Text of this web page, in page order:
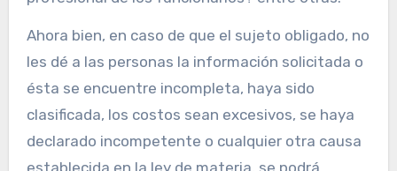
Ahora bien, en caso de que el sujeto obligado, no
les dé a las personas la información solicitada o
ésta se encuentre incompleta, haya sido
clasificada, los costos sean excesivos, se haya
declarado incompetente o cualquier otra causa